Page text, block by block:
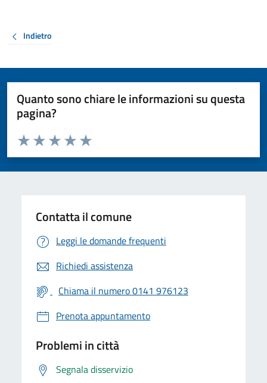
Indietro
Quanto sono chiare le informazioni su questa
pagina?
Valuta da 1 a 5 stelle la pagina
Valuta 5 stelle su 5
Valuta 4 stelle su 5
Valuta 3 stelle su 5
Valuta 2 stelle su 5
Valuta 1 stelle su 5
Contatta il comune
Leggi le domande frequenti
Richiedi assistenza
Chiama il numero 0141 976123
Prenota appuntamento
Problemi in città
Segnala disservizio